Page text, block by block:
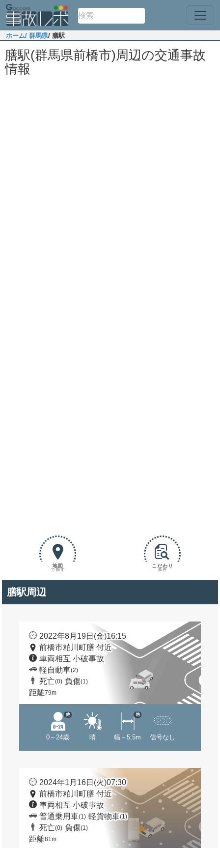
ホーム/ 群馬県/ 膳駅
膳駅(群馬県前橋市)周辺の交通事故
情報
地図
で探す
こだわり
条件
膳駅周辺
2022年8月19日(金)16:15
前橋市粕川町膳 付近
車両相互 小破事故
軽自動車(2)
死亡(0) 負傷(1)
距離79m
0～24歳
他
晴 幅～5.5m
他
信号なし
2024年1月16日(火)07:30
前橋市粕川町膳 付近
車両相互 小破事故
普通乗用車(1) 軽貨物車(1)
死亡(0) 負傷(1)
距離81m